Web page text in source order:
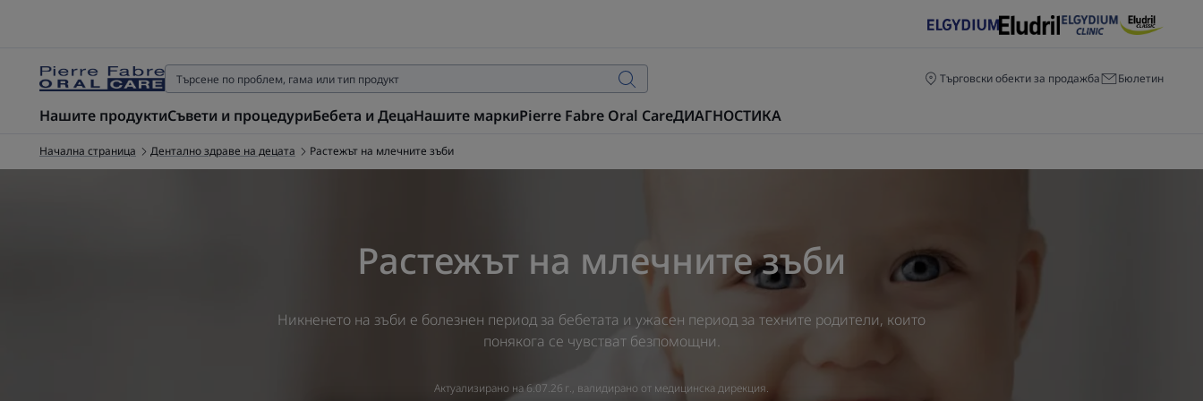
Търговски обекти за продажба Бюлетин
Нашите продуктиСъвети и процедуриБебета и ДецаНашите маркиPierre Fabre Oral CareДИАГНОСТИКА
Начална страница Дентално здраве на децата Растежът на млечните зъби
Растежът на млечните зъби
Никненето на зъби е болезнен период за бебетата и ужасен период за техните родители, които
понякога се чувстват безпомощни.
Актуализирано на6.07.26 г., валидирано от медицинска дирекция.